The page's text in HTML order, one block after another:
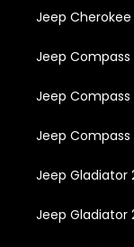
Jeep
Jeep
Jeep
Jeep
Jeep
Jeep Gladiator